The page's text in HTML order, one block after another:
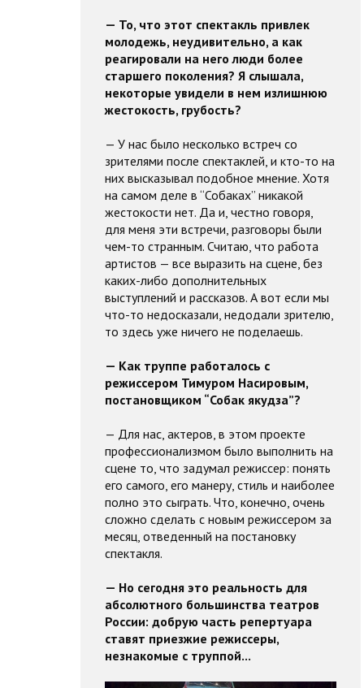
— То, что этот спектакль привлек
молодежь, неудивительно, а как
реагировали на него люди более
старшего поколения? Я слышала,
некоторые увидели в нем излишнюю
жестокость, грубость?
— У нас было несколько встреч со
зрителями после спектаклей, и кто-то на
них высказывал подобное мнение. Хотя
на самом деле в “Собаках” никакой
жестокости нет. Да и, честно говоря,
для меня эти встречи, разговоры были
чем-то странным. Считаю, что работа
артистов — все выразить на сцене, без
каких-либо дополнительных
выступлений и рассказов. А вот если мы
что-то недосказали, недодали зрителю,
то здесь уже ничего не поделаешь.
— Как труппе работалось с
режиссером Тимуром Насировым,
постановщиком “Собак якудза”?
— Для нас, актеров, в этом проекте
профессионализмом было выполнить на
сцене то, что задумал режиссер: понять
его самого, его манеру, стиль и наиболее
полно это сыграть. Что, конечно, очень
сложно сделать с новым режиссером за
месяц, отведенный на постановку
спектакля.
— Но сегодня это реальность для
абсолютного большинства театров
России: добрую часть репертуара
ставят приезжие режиссеры,
незнакомые с труппой...